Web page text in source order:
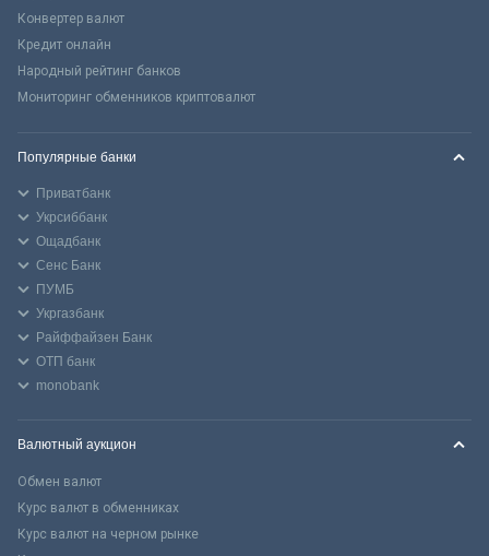
Конвертер валют
Кредит онлайн
Народный рейтинг банков
Мониторинг обменников криптовалют
Популярные банки
Приватбанк
Укрсиббанк
Ощадбанк
Сенс Банк
ПУМБ
Укргазбанк
Райффайзен Банк
ОТП банк
monobank
Валютный аукцион
Обмен валют
Курс валют в обменниках
Курс валют на черном рынке